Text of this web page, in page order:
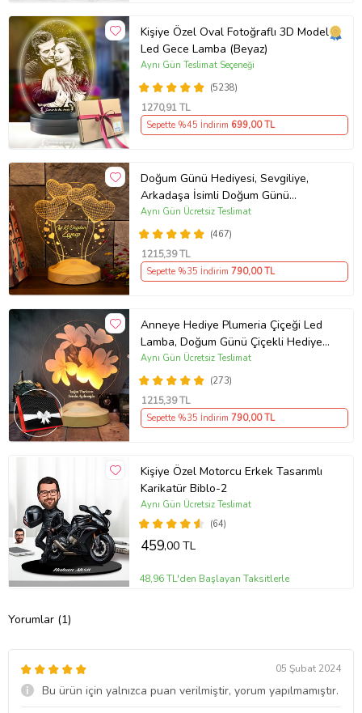
Kişiye Özel Oval Fotoğraflı 3D Model
Led Gece Lamba (Beyaz)
(5238)
Aynı Gün Teslimat Seçeneği
1270,91 TL
Sepette %45 İndirim 699,00 TL
Doğum Günü Hediyesi, Sevgiliye,
Arkadaşa İsimli Doğum Günü
Hediyesi, Kişiye Özel Balon Kalpler
Kişiye Özel 3D Led Lamba
(467)
Aynı Gün Ücretsiz Teslimat
1215,39 TL
Sepette %35 İndirim 790,00 TL
Anneye Hediye Plumeria Çiçeği Led
Lamba, Doğum Günü Çiçekli Hediye,
Kişiye Özel İsimli Hediye
(273)
Aynı Gün Ücretsiz Teslimat
1215,39 TL
Sepette %35 İndirim 790,00 TL
Kişiye Özel Motorcu Erkek Tasarımlı
Karikatür Biblo-2
(64)
Aynı Gün Ücretsiz Teslimat
459,00 TL
48,96 TL'den Başlayan Taksitlerle
Yorumlar (1)
05 Şubat 2024
Bu ürün için yalnızca puan verilmiştir, yorum yapılmamıştır.